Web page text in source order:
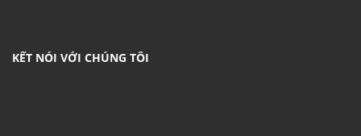
KẾT NÓI VỚI CHÚNG TÔI